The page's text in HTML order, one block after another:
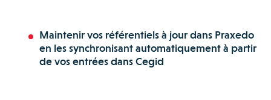
Maintenir vos référentiels à jour dans Praxedo
en les synchronisant automatiquement à partir
de vos entrées dans Cegid